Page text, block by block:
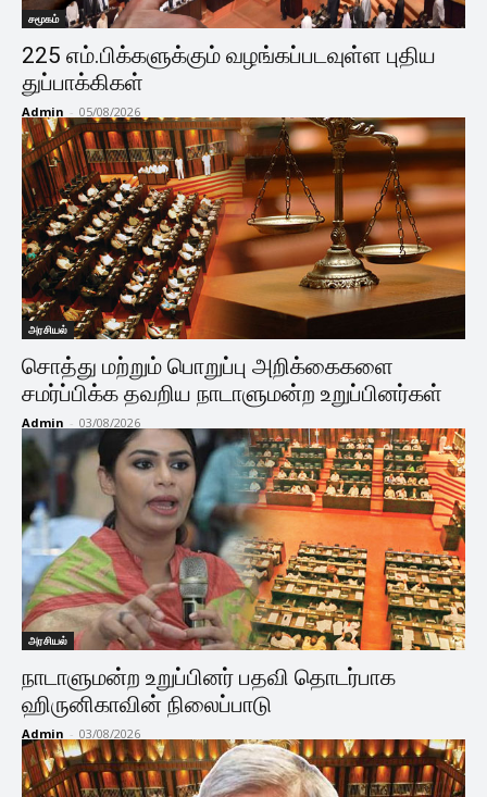
சமூகம்
225 எம்.பிக்களுக்கும் வழங்கப்படவுள்ள புதிய
துப்பாக்கிகள்
Admin - 05/08/2026
அரசியல்
சொத்து மற்றும் பொறுப்பு அறிக்கைகளை
சமர்ப்பிக்க தவறிய நாடாளுமன்ற உறுப்பினர்கள்
Admin - 03/08/2026
அரசியல்
நாடாளுமன்ற உறுப்பினர் பதவி தொடர்பாக
ஹிருனிகாவின் நிலைப்பாடு
Admin - 03/08/2026